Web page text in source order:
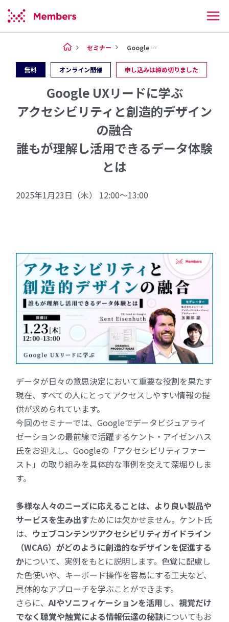
セミナー Google UXリードに学ぶ...
無料 オンライン開催 申し込みは締め切りました
Google UXリードに学ぶ
アクセシビリティと創造的デザイン
の融合
誰もが理解し活用できるデータ体験
とは
2025年1月23日（木） 12:00〜13:00
データが日々の意思決定において重要な役割を果たす
現在、すべての人にとってアクセスしやすい情報の提
供が求められています。
今回のセミナーでは、Googleでデータビジュアライ
ゼーションの最前線で活躍するケント・アイゼンハス
氏をお迎えし、Googleの「アクセシビリティファー
スト」の取り組みを具体的な事例を交えて深堀りしま
す。
多様な人々のニーズに応えることは、より良い製品や
サービスを生み出すためには欠かせません。ケント氏
は、 ウェブコンテンツアクセシビリティガイドライン
（WCAG）がどのように創造的なデザインを促進する
かについて、実例をもとに説明します。色覚に配慮し
た色使いや、キーボード操作を容易にする工夫など、
具体的なアプローチを学ぶことができます。
さらに、AIやソニフィケーションを活用 し、視覚だけ
でなく聴覚や触覚による情報伝達の秘訣についてもお